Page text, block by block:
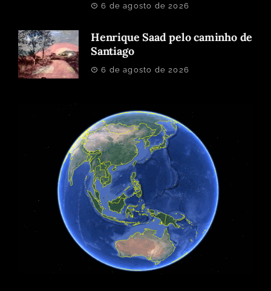
6 de agosto de 2026
Henrique Saad pelo caminho de
Santiago
6 de agosto de 2026